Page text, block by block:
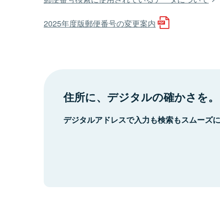
2025年度版郵便番号の変更案内
住所に、デジタルの確かさを。
デジタルアドレスで入力も検索もスムーズ